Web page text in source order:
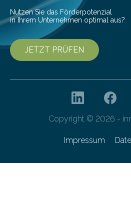
Nutzen Sie das Förderpotenzial
in Ihrem Unternehmen optimal aus?
JETZT PRÜFEN
Copyright © 2026 -
Impressum